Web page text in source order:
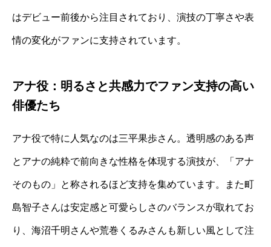
はデビュー前後から注目されており、演技の丁寧さや表
情の変化がファンに支持されています。
アナ役：明るさと共感力でファン支持の高い
俳優たち
アナ役で特に人気なのは三平果歩さん。透明感のある声
とアナの純粋で前向きな性格を体現する演技が、「アナ
そのもの」と称されるほど支持を集めています。また町
島智子さんは安定感と可愛らしさのバランスが取れてお
り、海沼千明さんや荒巻くるみさんも新しい風として注